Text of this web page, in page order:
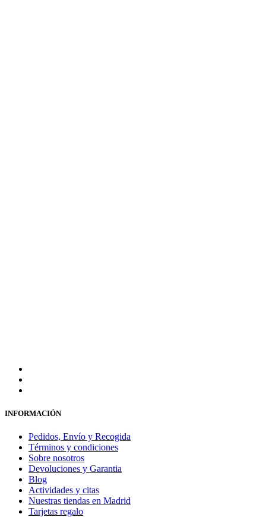
INFORMACIÓN
Pedidos, Envío y Recogida
Términos y condiciones
Sobre nosotros
Devoluciones y Garantia
Blog
Actividades y citas
Nuestras tiendas en Madrid
Tarjetas regalo